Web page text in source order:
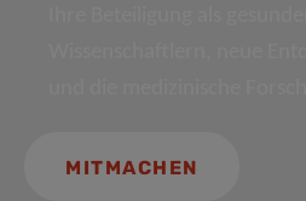
MITMACHEN